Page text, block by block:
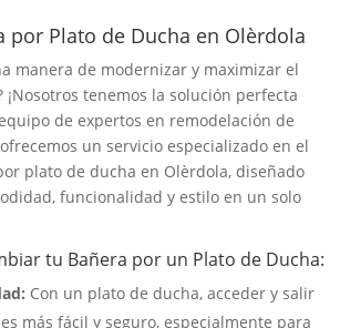
por Plato de Ducha en Olèrdola
manera de modernizar y maximizar el
¡Nosotros tenemos la solución perfecta
de expertos en remodelación de
un servicio especializado en el
plato de ducha en Olèrdola, diseñado
funcionalidad y estilo en un solo
tu Bañera por un Plato de Ducha:
Con un plato de ducha, acceder y salir
más fácil y seguro, especialmente para